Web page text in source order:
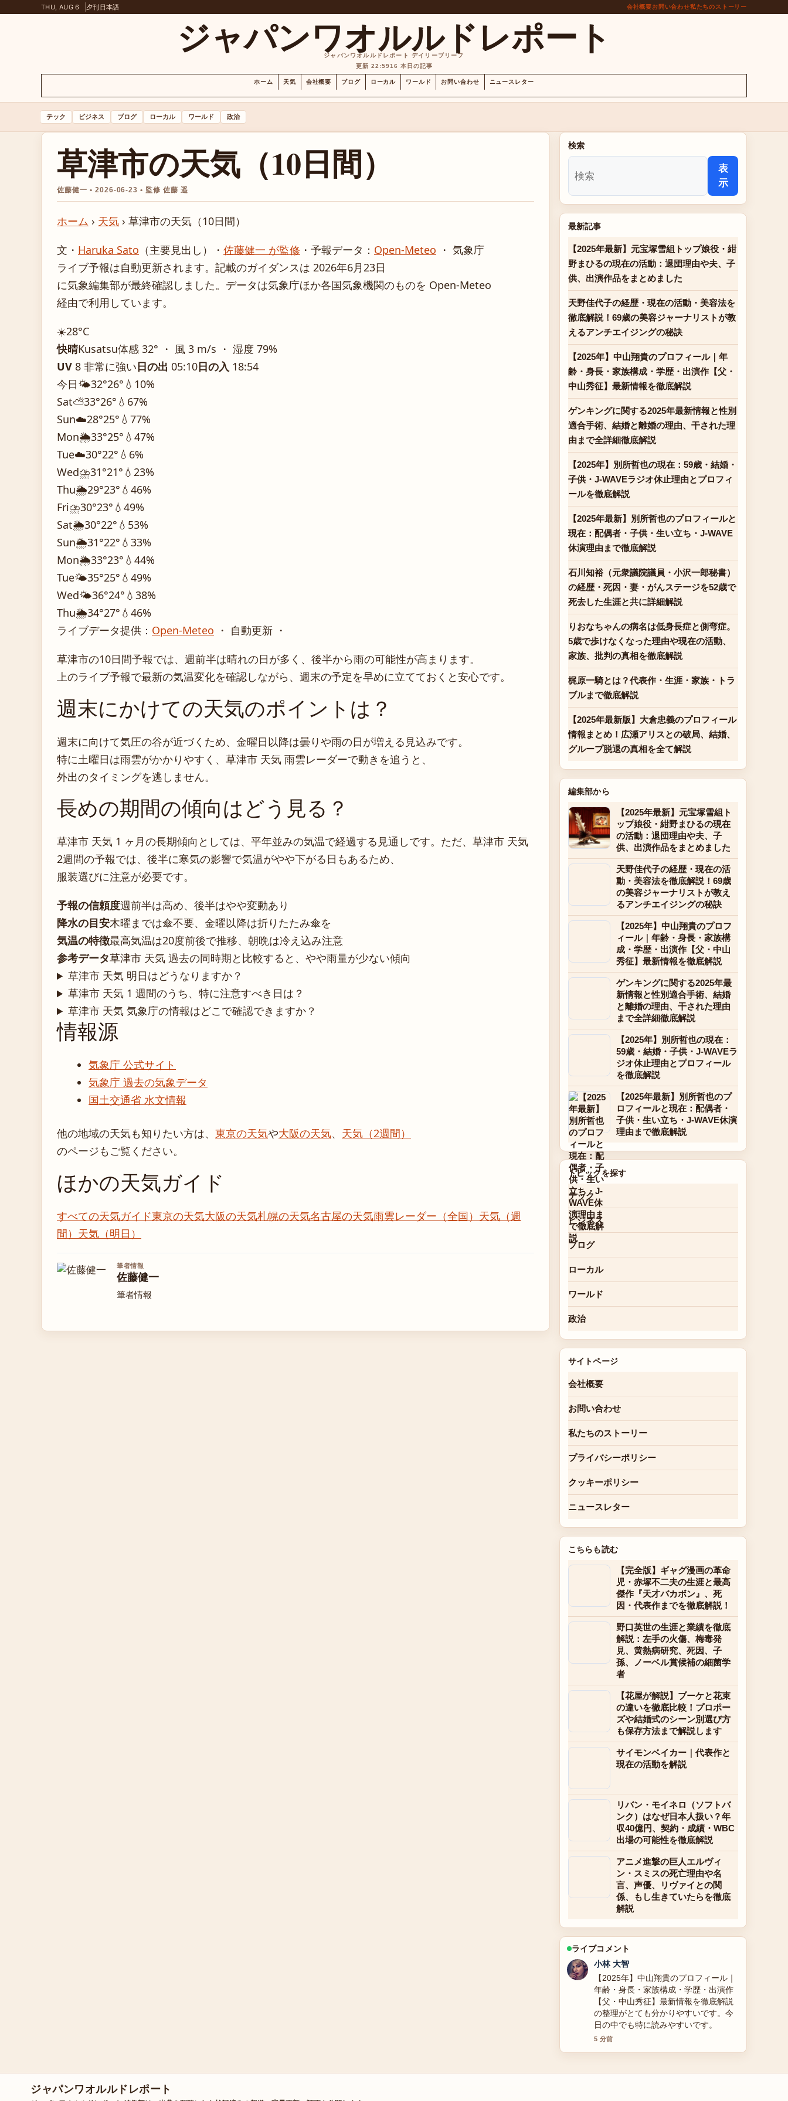
THU, AUG 6 夕刊 日本語 会社概要お問い合わせ私たちのストーリー
ジャパンワオルルドレポート
ジャパンワオルルドレポート デイリーブリーフ
更新 22:5916 本日の記事
ホーム 天気 会社概要 ブログ ローカル ワールド お問い合わせ ニュースレター
テック ビジネス ブログ ローカル ワールド 政治
草津市の天気（10日間）
佐藤健一 • 2026-06-23 • 監修 佐藤 遥
ホーム › 天気 › 草津市の天気（10日間）
文・ Haruka Sato （主要見出し） ・ 佐藤健一 が監修 ・ 予報データ： Open-Meteo ・ 気象庁
ライブ予報は自動更新されます。記載のガイダンスは 2026年6月23日
に気象編集部が最終確認しました。データは気象庁ほか各国気象機関のものを Open-Meteo
経由で利用しています。
☀️28°C
快晴Kusatsu体感 32° ・ 風 3 m/s ・ 湿度 79%
UV 8 非常に強い日の出 05:10日の入 18:54
今日🌤️32°26° 💧10%
Sat⛅33°26° 💧67%
Sun☁️28°25° 💧77%
Mon🌦️33°25° 💧47%
Tue☁️30°22° 💧6%
Wed⛈️31°21° 💧23%
Thu🌦️29°23° 💧46%
Fri⛈️30°23° 💧49%
Sat🌦️30°22° 💧53%
Sun🌦️31°22° 💧33%
Mon🌦️33°23° 💧44%
Tue🌤️35°25° 💧49%
Wed🌤️36°24° 💧38%
Thu🌦️34°27° 💧46%
ライブデータ提供： Open-Meteo ・ 自動更新 ・
草津市の10日間予報では、週前半は晴れの日が多く、後半から雨の可能性が高まります。
上のライブ予報で最新の気温変化を確認しながら、週末の予定を早めに立てておくと安心です。
週末にかけての天気のポイントは？
週末に向けて気圧の谷が近づくため、金曜日以降は曇りや雨の日が増える見込みです。
特に土曜日は雨雲がかかりやすく、草津市 天気 雨雲レーダーで動きを追うと、
外出のタイミングを逃しません。
長めの期間の傾向はどう見る？
草津市 天気 1 ヶ月の長期傾向としては、平年並みの気温で経過する見通しです。ただ、草津市 天気
2週間の予報では、後半に寒気の影響で気温がやや下がる日もあるため、
服装選びに注意が必要です。
予報の信頼度週前半は高め、後半はやや変動あり
降水の目安木曜までは傘不要、金曜以降は折りたたみ傘を
気温の特徴最高気温は20度前後で推移、朝晩は冷え込み注意
参考データ草津市 天気 過去の同時期と比較すると、やや雨量が少ない傾向
草津市 天気 明日はどうなりますか？
草津市 天気 1 週間のうち、特に注意すべき日は？
草津市 天気 気象庁の情報はどこで確認できますか？
情報源
気象庁 公式サイト
気象庁 過去の気象データ
国土交通省 水文情報
他の地域の天気も知りたい方は、 東京の天気や大阪の天気、 天気（2週間）
のページもご覧ください。
ほかの天気ガイド
すべての天気ガイド東京の天気大阪の天気札幌の天気名古屋の天気雨雲レーダー（全国） 天気（週
間） 天気（明日）
筆者情報
佐藤健一
筆者情報
検索
表
示
最新記事
【2025年最新】元宝塚雪組トップ娘役・紺
野まひるの現在の活動：退団理由や夫、子
供、出演作品をまとめました
天野佳代子の経歴・現在の活動・美容法を
徹底解説！69歳の美容ジャーナリストが教
えるアンチエイジングの秘訣
【2025年】中山翔貴のプロフィール｜年
齢・身長・家族構成・学歴・出演作【父・
中山秀征】最新情報を徹底解説
ゲンキングに関する2025年最新情報と性別
適合手術、結婚と離婚の理由、干された理
由まで全詳細徹底解説
【2025年】別所哲也の現在：59歳・結婚・
子供・J-WAVEラジオ休止理由とプロフィ
ールを徹底解説
【2025年最新】別所哲也のプロフィールと
現在：配偶者・子供・生い立ち・J-WAVE
休演理由まで徹底解説
石川知裕（元衆議院議員・小沢一郎秘書）
の経歴・死因・妻・がんステージを52歳で
死去した生涯と共に詳細解説
りおなちゃんの病名は低身長症と側弯症。
5歳で歩けなくなった理由や現在の活動、
家族、批判の真相を徹底解説
梶原一騎とは？代表作・生涯・家族・トラ
ブルまで徹底解説
【2025年最新版】大倉忠義のプロフィール
情報まとめ！広瀬アリスとの破局、結婚、
グループ脱退の真相を全て解説
編集部から
【2025年最新】元宝塚雪組ト
ップ娘役・紺野まひるの現在
の活動：退団理由や夫、子
供、出演作品をまとめました
天野佳代子の経歴・現在の活
動・美容法を徹底解説！69歳
の美容ジャーナリストが教え
るアンチエイジングの秘訣
【2025年】中山翔貴のプロフ
ィール｜年齢・身長・家族構
成・学歴・出演作【父・中山
秀征】最新情報を徹底解説
ゲンキングに関する2025年最
新情報と性別適合手術、結婚
と離婚の理由、干された理由
まで全詳細徹底解説
【2025年】別所哲也の現在：
59歳・結婚・子供・J-WAVEラ
ジオ休止理由とプロフィール
を徹底解説
【2025年最新】別所哲也のプ
ロフィールと現在：配偶者・
子供・生い立ち・J-WAVE休演
理由まで徹底解説
トピックを探す
テック
ビジネス
ブログ
ローカル
ワールド
政治
サイトページ
会社概要
お問い合わせ
私たちのストーリー
プライバシーポリシー
クッキーポリシー
ニュースレター
こちらも読む
【完全版】ギャグ漫画の革命
児・赤塚不二夫の生涯と最高
傑作『天才バカボン』、死
因・代表作までを徹底解説！
野口英世の生涯と業績を徹底
解説：左手の火傷、梅毒発
見、黄熱病研究、死因、子
孫、ノーベル賞候補の細菌学
者
【花屋が解説】ブーケと花束
の違いを徹底比較！プロポー
ズや結婚式のシーン別選び方
も保存方法まで解説します
サイモンベイカー｜代表作と
現在の活動を解説
リバン・モイネロ（ソフトバ
ンク）はなぜ日本人扱い？年
収40億円、契約・成績・WBC
出場の可能性を徹底解説
アニメ進撃の巨人エルヴィ
ン・スミスの死亡理由や名
言、声優、リヴァイとの関
係、もし生きていたらを徹底
解説
ライブコメント
田中 美咲
【2025年最新】元宝塚雪組トップ娘
役・紺野まひるの現在の活動：退団理
由や夫、子供、出演作品をまとめまし
た を追っていますが、この解説は落ち
着いていて信頼できます。
7 分前
ジャパンワオルルドレポート